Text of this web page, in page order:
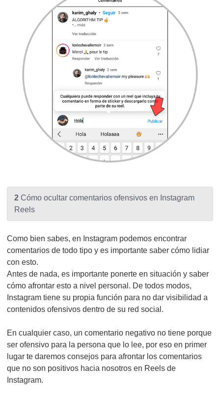
2 Cómo ocultar comentarios ofensivos en Instagram
Reels
Como bien sabes, en Instagram podemos encontrar
comentarios de todo tipo y es importante saber cómo lidiar
con esto.
Antes de nada, es importante ponerte en situación y saber
cómo afrontar esto a nivel personal. De todos modos,
Instagram tiene su propia función para no dar visibilidad a
contenidos ofensivos dentro de su red social.
En cualquier caso, un comentario negativo no tiene porque
ser ofensivo para la persona que lo lee, por eso en primer
lugar te daremos consejos para afrontar los comentarios
que no son positivos hacia nosotros en Reels de
Instagram.